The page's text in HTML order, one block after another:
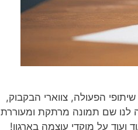
הפעולה, צווארי הבקבוק,
לנו שם תמונה מרתקת ומעוררת
על מוקדי עוצמה בארגון!